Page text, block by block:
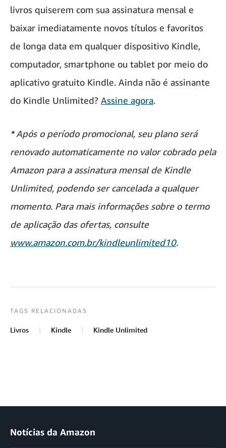
livros quiserem com sua assinatura mensal e
baixar imediatamente novos títulos e favoritos
de longa data em qualquer dispositivo Kindle,
computador, smartphone ou tablet por meio do
aplicativo gratuito Kindle. Ainda não é assinante
do Kindle Unlimited? Assine agora.
*Após o período promocional, seu plano será
renovado automaticamente no valor cobrado pela
Amazon para a assinatura mensal de Kindle
Unlimited, podendo ser cancelada a qualquer
momento. Para mais informações sobre o termo
de aplicação das ofertas, consulte
www.amazon.com.br/kindleunlimited10.
TAGS RELACIONADAS
Livros Kindle Kindle Unlimited
Notícias da Amazon